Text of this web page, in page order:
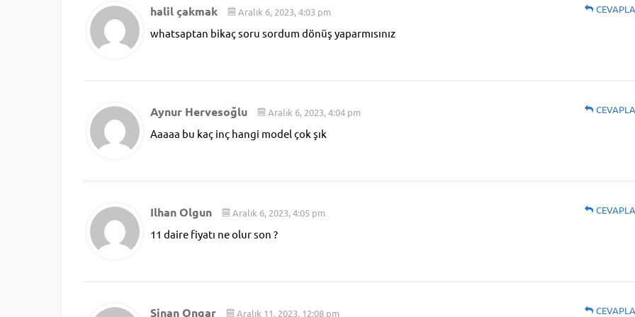
halil çakmak Aralık 6, 2023, 4:03 pm
whatsaptan bikaç soru sordum dönüş yaparmısınız
CEVAPLA
Aynur Hervesoğlu Aralık 6, 2023, 4:04 pm
Aaaaa bu kaç inç hangi model çok şık
CEVAPLA
Ilhan Olgun Aralık 6, 2023, 4:05 pm
11 daire fiyatı ne olur son ?
CEVAPLA
Sinan Ongar Aralık 11, 2023, 12:08 pm CEVAPLA